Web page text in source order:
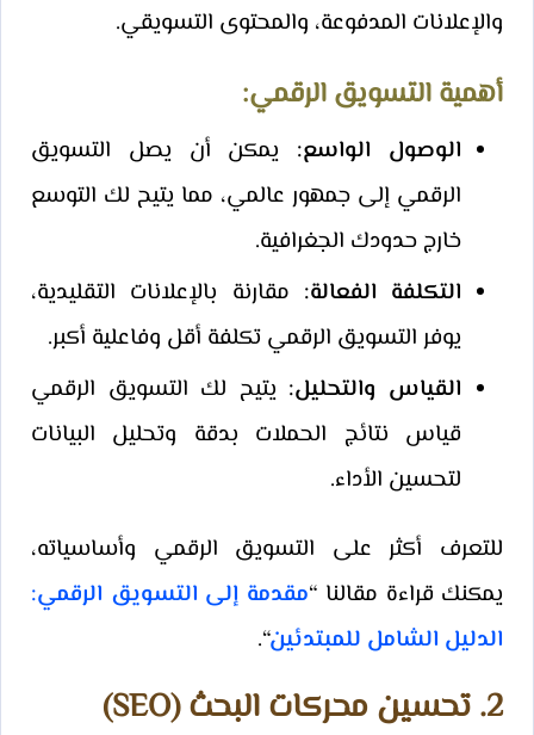
والإعلانات المدفوعة، والمحتوى التسويقي.
أهمية التسويق الرقمي:
الوصول الواسع: يمكن أن يصل التسويق
الرقمي إلى جمهور عالمي، مما يتيح لك التوسع
خارج حدودك الجغرافية.
التكلفة الفعالة: مقارنة بالإعلانات التقليدية،
يوفر التسويق الرقمي تكلفة أقل وفاعلية أكبر.
القياس والتحليل: يتيح لك التسويق الرقمي
قياس نتائج الحملات بدقة وتحليل البيانات
لتحسين الأداء.
للتعرف أكثر على التسويق الرقمي وأساسياته،
يمكنك قراءة مقالنا “مقدمة إلى التسويق الرقمي:
الدليل الشامل للمبتدئين“.
2. تحسين محركات البحث (SEO)